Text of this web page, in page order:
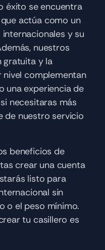
éxito se encuentra
actúa como un
y su
nuestros
gratuita y la
complementan
una experiencia de
necesitaras más
de nuestro servicio
beneficios de
crear una cuenta
listo para
sin
o el peso mínimo.
tu casillero es